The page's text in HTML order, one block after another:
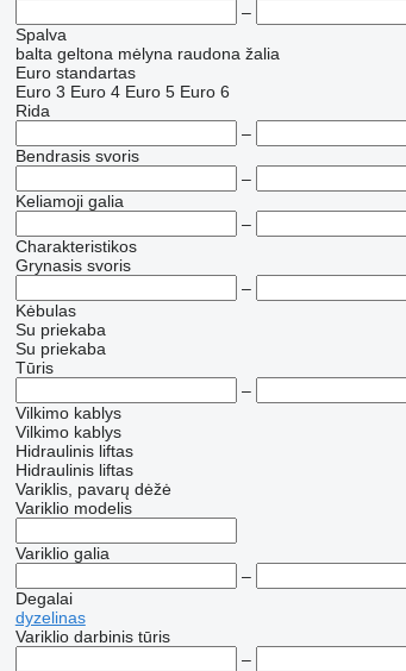
–
Spalva
balta geltona mėlyna raudona žalia
Euro standartas
Euro 3 Euro 4 Euro 5 Euro 6
Rida
–
Bendrasis svoris
–
Keliamoji galia
–
Charakteristikos
Grynasis svoris
–
Kėbulas
Su priekaba
Su priekaba
Tūris
–
Vilkimo kablys
Vilkimo kablys
Hidraulinis liftas
Hidraulinis liftas
Variklis, pavarų dėžė
Variklio modelis
Variklio galia
–
Degalai
dyzelinas
Variklio darbinis tūris
–